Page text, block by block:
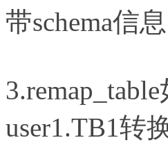
带schema信
user1.TB1转